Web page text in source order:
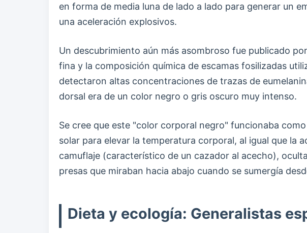
en forma de media luna de lado a lado para generar un
una aceleración explosivos.
Un descubrimiento aún más asombroso fue publicado
fina y la composición química de escamas fosilizadas
detectaron altas concentraciones de trazas de
dorsal era de un color negro o gris oscuro muy intenso.
Se cree que este "color corporal negro" funcionaba
solar para elevar la temperatura corporal, al igual que la
camuflaje (característico de un cazador al acecho),
presas que miraban hacia abajo cuando se sumergía
Dieta y ecología: Generalistas